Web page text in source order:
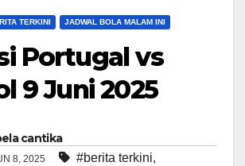
TERKINI JADWAL BOLA MALAM INI
Portugal vs
9 Juni 2025
cantika
8, 2025 #berita terkini,